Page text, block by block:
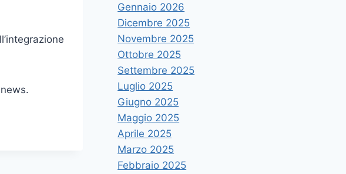
Gennaio 2026
Dicembre 2025
Novembre 2025
Ottobre 2025
Settembre 2025
Luglio 2025
Giugno 2025
Maggio 2025
Aprile 2025
Marzo 2025
Febbraio 2025